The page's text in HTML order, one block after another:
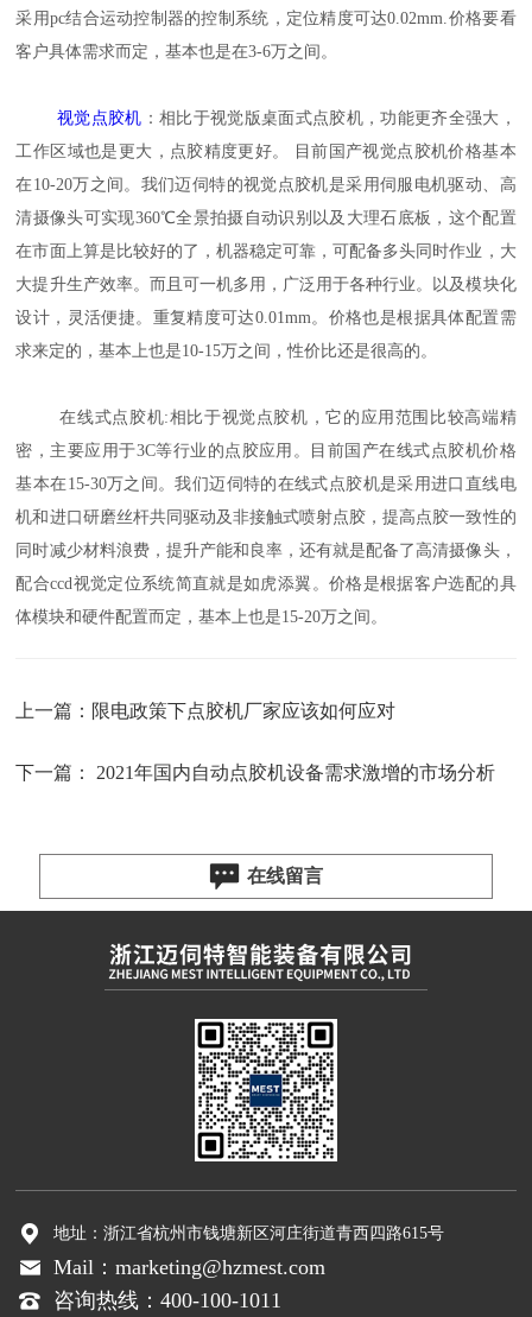
采用pc结合运动控制器的控制系统，定位精度可达0.02mm.价格要看
客户具体需求而定，基本也是在3-6万之间。
视觉点胶机 ：相比于视觉版桌面式点胶机，功能更齐全强大，
工作区域也是更大，点胶精度更好。 目前国产视觉点胶机价格基本
在10-20万之间。我们迈伺特的视觉点胶机是采用伺服电机驱动、高
清摄像头可实现360℃全景拍摄自动识别以及大理石底板，这个配置
在市面上算是比较好的了，机器稳定可靠，可配备多头同时作业，大
大提升生产效率。而且可一机多用，广泛用于各种行业。以及模块化
设计，灵活便捷。重复精度可达0.01mm。价格也是根据具体配置需
求来定的，基本上也是10-15万之间，性价比还是很高的。
在线式点胶机:相比于视觉点胶机，它的应用范围比较高端精
密，主要应用于3C等行业的点胶应用。目前国产在线式点胶机价格
基本在15-30万之间。我们迈伺特的在线式点胶机是采用进口直线电
机和进口研磨丝杆共同驱动及非接触式喷射点胶，提高点胶一致性的
同时减少材料浪费，提升产能和良率，还有就是配备了高清摄像头，
配合ccd视觉定位系统简直就是如虎添翼。价格是根据客户选配的具
体模块和硬件配置而定，基本上也是15-20万之间。
上一篇： 限电政策下点胶机厂家应该如何应对
下一篇： 2021年国内自动点胶机设备需求激增的市场分析
在线留言
地址：浙江省杭州市钱塘新区河庄街道青西四路615号
Mail：marketing@hzmest.com
咨询热线：400-100-1011